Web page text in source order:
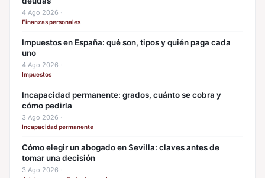
4 Ago 2026 ·
Finanzas personales
Impuestos en España: qué son, tipos y quién paga cada
uno
4 Ago 2026 ·
Impuestos
Incapacidad permanente: grados, cuánto se cobra y
cómo pedirla
3 Ago 2026 ·
Incapacidad permanente
Cómo elegir un abogado en Sevilla: claves antes de
tomar una decisión
3 Ago 2026 ·